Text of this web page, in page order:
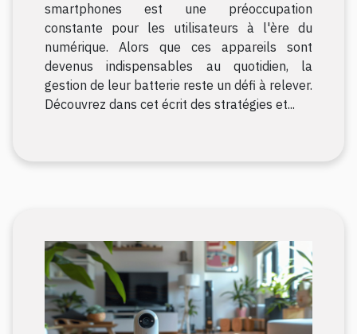
smartphones est une préoccupation
constante pour les utilisateurs à l'ère du
numérique. Alors que ces appareils sont
devenus indispensables au quotidien, la
gestion de leur batterie reste un défi à relever.
Découvrez dans cet écrit des stratégies et...